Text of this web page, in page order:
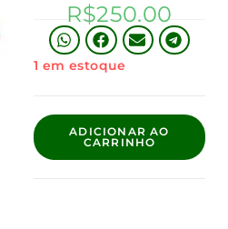
R$250.00
1 em estoque
ADICIONAR AO
CARRINHO